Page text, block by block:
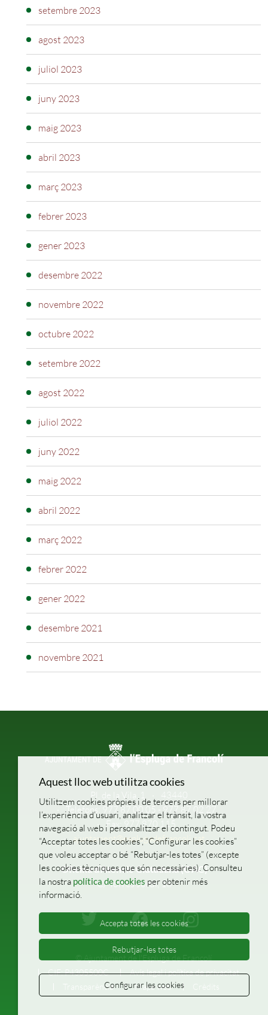
setembre 2023
agost 2023
juliol 2023
juny 2023
maig 2023
abril 2023
març 2023
febrer 2023
gener 2023
desembre 2022
novembre 2022
octubre 2022
setembre 2022
agost 2022
juliol 2022
juny 2022
maig 2022
abril 2022
març 2022
febrer 2022
gener 2022
desembre 2021
novembre 2021
Telèfons: 977 87 00 05 - 977 87 02 27
Fax: 977 870 115
ajuntament@esplugadefrancoli.cat
Oficina d’Atenció Ciutadana (OAC)
C/ Torres Jordi, 16
© Ajuntament de l'Espluga de Francolí
CIF: P4305500C
Avís legal i política de privacitat
Transparència
Mapa web
Aquest lloc web utilitza cookies
Utilitzem cookies pròpies i de tercers per millorar
l’experiència d’usuari, analitzar el trànsit, la vostra
navegació al web i personalitzar el contingut. Podeu
“Acceptar totes les cookies”, “Configurar les cookies”
que voleu acceptar o bé “Rebutjar-les totes” (excepte
les cookies tècniques que són necessàries). Consulteu
la nostra política de cookies per obtenir més
informació.
Accepta totes les cookies
Rebutjar-les totes
Configurar les cookies